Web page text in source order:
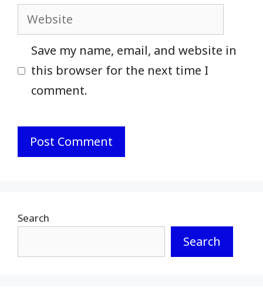
Website
Save my name, email, and website in
this browser for the next time I
comment.
Search
Search